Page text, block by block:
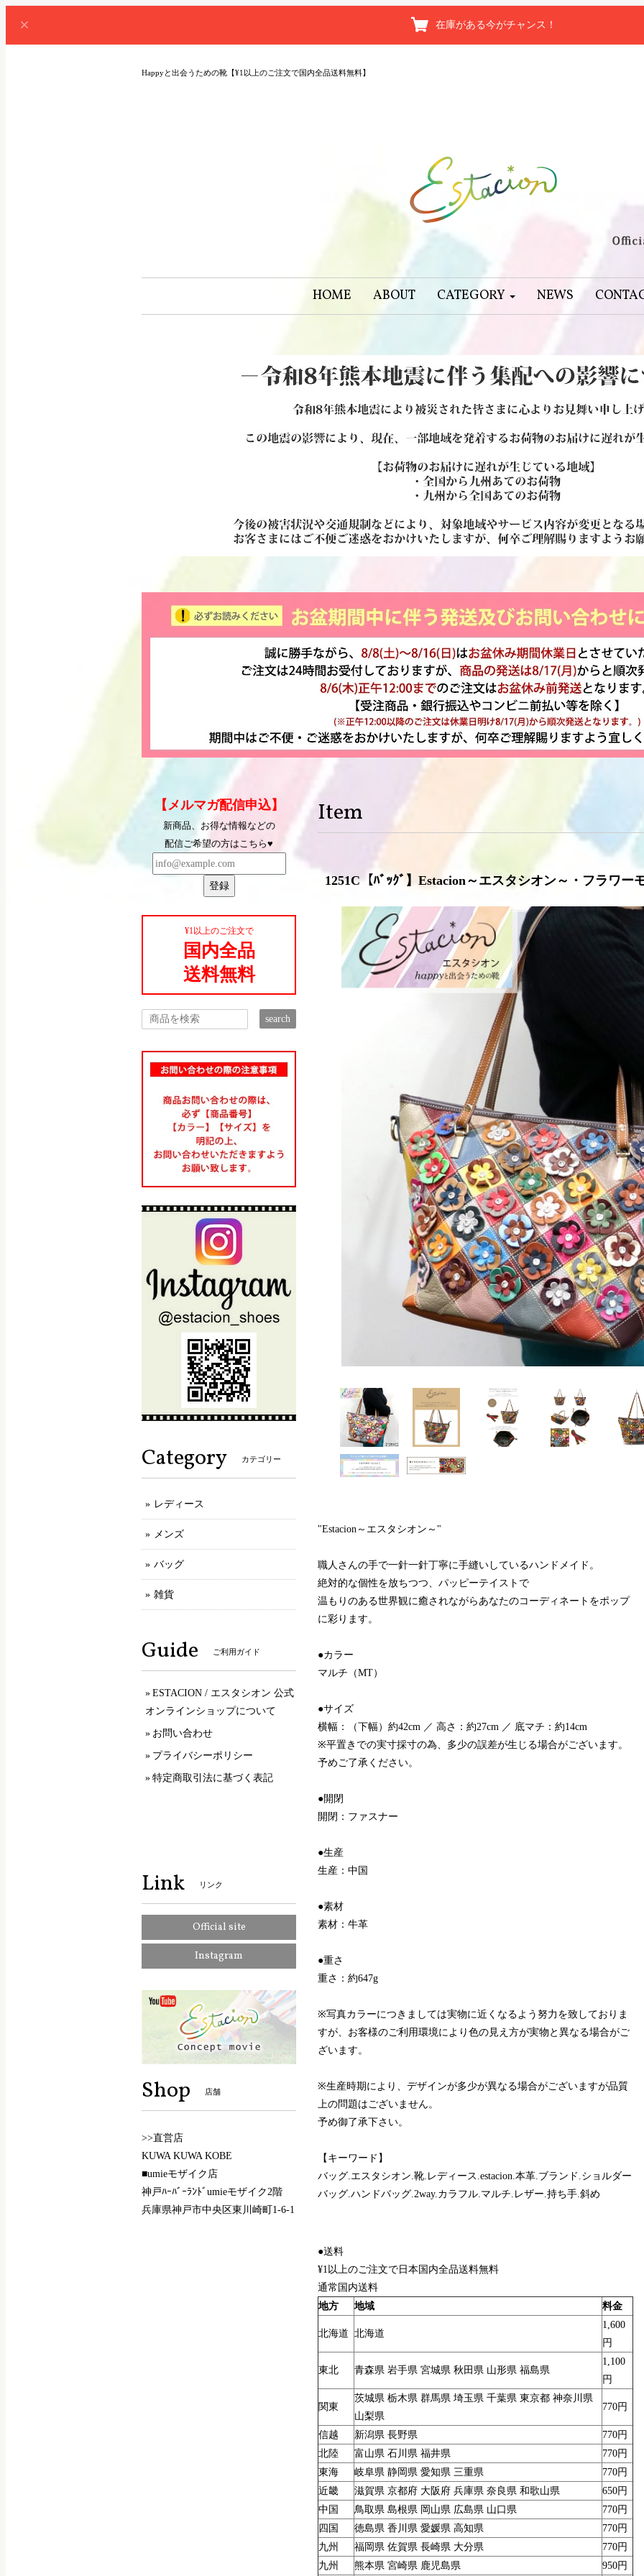
在庫がある今がチャンス！
Happyと出会うための靴【¥1以上のご注文で国内全品送料無料】
HOME ABOUT CATEGORY NEWS
Item
1251C【ﾊﾞｯｸﾞ】Estacion～エスタシオン～・フラワー
"Estacion～エスタシオン～"
職人さんの手で一針一針丁寧に手縫いしているハンドメイド。
絶対的な個性を放ちつつ、パッピーテイストで
温もりのある世界観に癒されながらあなたのコーディネートをポップ
に彩ります。
●カラー
マルチ（MT）
●サイズ
横幅：（下幅）約42cm ／ 高さ：約27cm ／ 底マチ：約14cm
※平置きでの実寸採寸の為、多少の誤差が生じる場合がございます。
予めご了承ください。
●開閉
開閉：ファスナー
●生産
生産：中国
●素材
素材：牛革
●重さ
重さ：約647g
※写真カラーにつきましては実物に近くなるよう努力を致しておりま
すが、お客様のご利用環境により色の見え方が実物と異なる場合がご
ざいます。
※生産時期により、デザインが多少が異なる場合がございますが品質
上の問題はございません。
予め御了承下さい。
【キーワード】
バッグ.エスタシオン.靴.レディース.estacion.本革.ブランド.ショルダー
バッグ.ハンドバッグ.2way.カラフル.マルチ.レザー.持ち手.斜め
●送料
¥1以上のご注文で日本国内全品送料無料
通常国内送料
地方
地域 料金
北海道 北海道
1,600
円
東北 青森県 岩手県 宮城県 秋田県 山形県 福島県
1,100
円
関東
茨城県 栃木県 群馬県 埼玉県 千葉県 東京都 神奈川県
山梨県
770円
信越 新潟県 長野県
770円
北陸
富山県 石川県 福井県
770円
東海
岐阜県 静岡県 愛知県 三重県
770円
近畿
滋賀県 京都府 大阪府 兵庫県 奈良県 和歌山県
650円
中国
鳥取県 島根県 岡山県 広島県 山口県
770円
四国
徳島県 香川県 愛媛県 高知県
770円
九州
福岡県 佐賀県 長崎県 大分県
770円
九州
熊本県 宮崎県 鹿児島県 950円
【メルマガ配信申込】
新商品、お得な情報などの
配信ご希望の方はこちら♥
登録
¥1以上のご注文で
国内全品
送料無料
search
Category カテゴリー
レディース
メンズ
バッグ
雑貨
Guide ご利用ガイド
ESTACION / エスタシオン 公式
オンラインショップについて
お問い合わせ
プライバシーポリシー
特定商取引法に基づく表記
Link リンク
Official site
Instagram
Shop 店舗
>>直営店
KUWA KUWA KOBE
■umieモザイク店
神戸ﾊｰﾊﾞｰﾗﾝﾄﾞumieモザイク2階
兵庫県神戸市中央区東川崎町1-6-1